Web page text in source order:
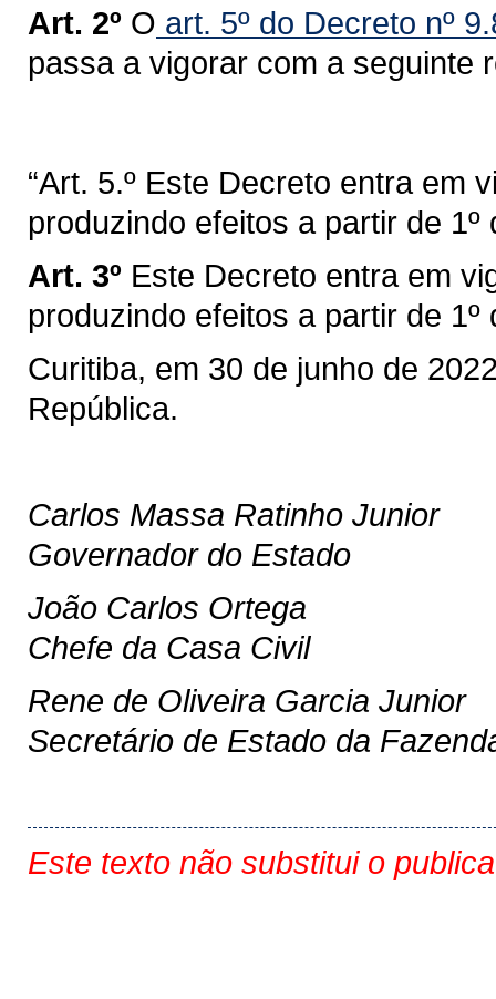
Art. 2º O art. 5º do Decreto nº
passa a vigorar com a seguinte
“Art. 5.º Este Decreto entra em
produzindo efeitos a partir de 1º
Art. 3º Este Decreto entra em
produzindo efeitos a partir de 1º
Curitiba, em 30 de junho de
República.
Carlos Massa Ratinho Junior
Governador do Estado
João Carlos Ortega
Chefe da Casa Civil
Rene de Oliveira Garcia Junior
Secretário de Estado da
Este texto não substitui o